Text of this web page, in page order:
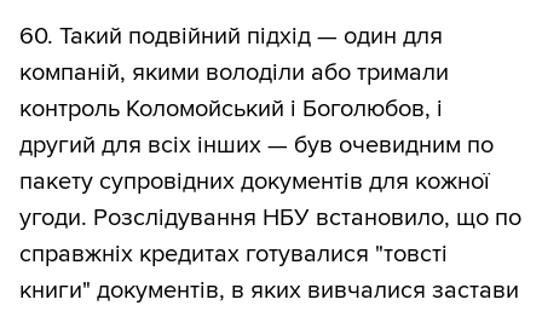
60. Такий подвійний підхід — один для
компаній, якими володіли або тримали
контроль Коломойський і Боголюбов, і
другий для всіх інших — був очевидним по
пакету супровідних документів для кожної
угоди. Розслідування НБУ встановило, що по
справжніх кредитах готувалися "товсті
книги" документів, в яких вивчалися застави